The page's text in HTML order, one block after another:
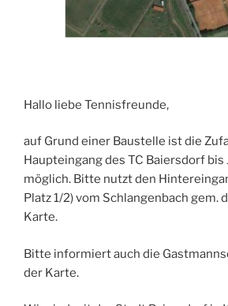
Hallo liebe Tennisfreunde,
auf Grund einer Baustelle ist die
Haupteingang des TC Baiersdorf
möglich. Bitte nutzt den
Platz 1/2) vom Schlangenbach gem.
Karte.
Bitte informiert auch die
der Karte.